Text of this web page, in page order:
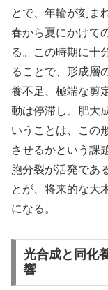
とで、年輪が刻ま
春から夏にかけて
る。この時期に十
ることで、形成層
養不足、極端な剪
動は停滞し、肥大
いうことは、この
させるかという課
胞分裂が活発であ
とが、将来的な大
になる。
光合成と同化
響